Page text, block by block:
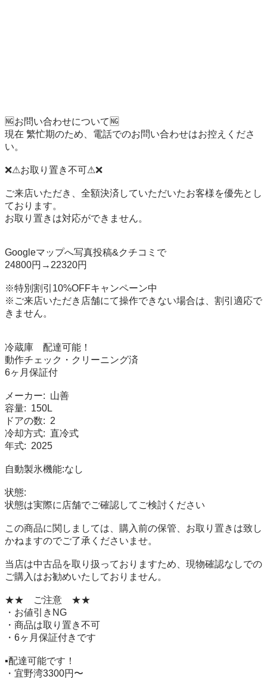
🆖お問い合わせについて🆖
現在 繁忙期のため、電話でのお問い合わせはお控えくださ
い。
❌⚠お取り置き不可⚠❌
ご来店いただき、全額決済していただいたお客様を優先とし
ております。
お取り置きは対応ができません。
Googleマップへ写真投稿&クチコミで
24800円→22320円
※特別割引10%OFFキャンペーン中
※ご来店いただき店舗にて操作できない場合は、割引適応で
きません。
冷蔵庫　配達可能！
動作チェック・クリーニング済
6ヶ月保証付
メーカー:  山善
容量:  150L
ドアの数:  2
冷却方式:  直冷式
年式:  2025
自動製氷機能:なし
状態:
状態は実際に店舗でご確認してご検討ください
この商品に関しましては、購入前の保管、お取り置きは致し
かねますのでご了承くださいませ。
当店は中古品を取り扱っておりますため、現物確認なしでの
ご購入はお勧めいたしておりません。
★★　ご注意　★★
・お値引きNG
・商品は取り置き不可
・6ヶ月保証付きです
▪️配達可能です！
・宜野湾3300円〜